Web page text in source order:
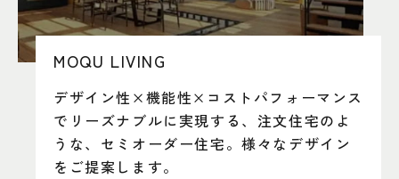
MOQU LIVING
デザイン性×機能性×コストパフォーマンス
でリーズナブルに実現する、注文住宅のよ
うな、セミオーダー住宅。様々なデザイン
をご提案します。